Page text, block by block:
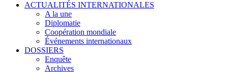
ACTUALITÉS INTERNATIONALES
A la une
Diplomatie
Coopération mondiale
Événements internationaux
DOSSIERS
Enquête
Archives